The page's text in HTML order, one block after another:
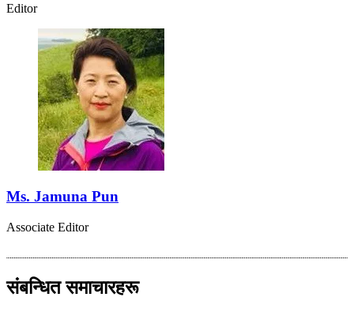
Editor
Ms. Jamuna Pun
Associate Editor
संबन्धित समाचारहरू